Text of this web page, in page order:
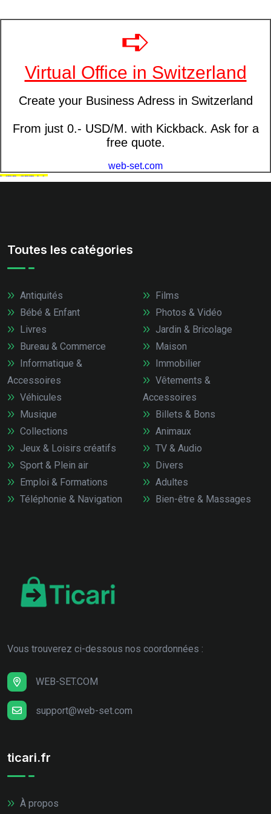
Toutes les catégories
Antiquités
Bébé & Enfant
Livres
Bureau & Commerce
Informatique &
Accessoires
Véhicules
Films
Photos & Vidéo
Jardin & Bricolage
Maison
Immobilier
Vêtements &
Accessoires
Musique
Collections
Jeux & Loisirs créatifs
Sport & Plein air
Emploi & Formations
Téléphonie & Navigation
Billets & Bons
Animaux
TV & Audio
Divers
Adultes
Bien-être & Massages
Vous trouverez ci-dessous nos coordonnées :
WEB-SET.COM
support@web-set.com
ticari.fr
À propos